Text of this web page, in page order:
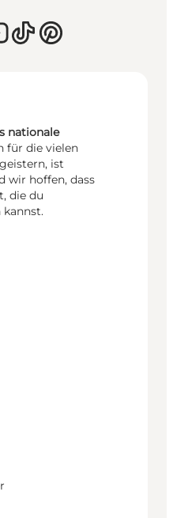
nationale
für die vielen
ist
wir hoffen, dass
die du
kannst.